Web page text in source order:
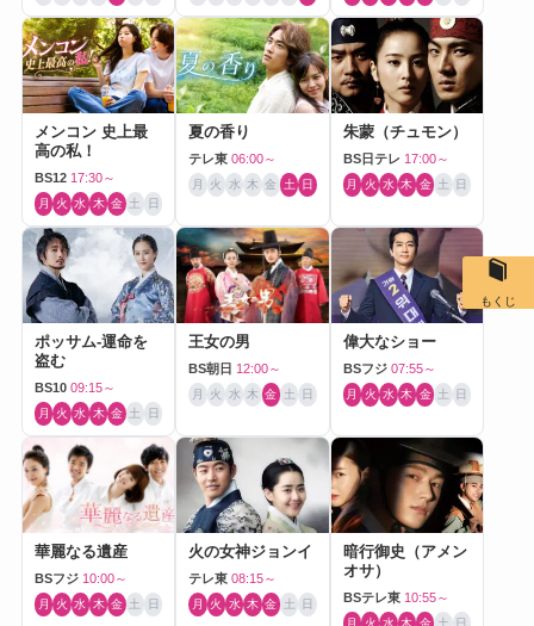
メンコン 史上最
高の私！
BS12 17:30～
月 火 水 木 金 土 日
夏の香り
テレ東 06:00～
月 火 水 木 金 土 日
朱蒙（チュモン）
BS日テレ 17:00～
月 火 水 木 金 土 日
ポッサム-運命を
盗む
BS10 09:15～
月 火 水 木 金 土 日
王女の男
BS朝日 12:00～
月 火 水 木 金 土 日
偉大なショー
BSフジ 07:55～
月 火 水 木 金 土 日
華麗なる遺産
BSフジ 10:00～
月 火 水 木 金 土 日
火の女神ジョンイ
テレ東 08:15～
月 火 水 木 金 土 日
暗行御史（アメン
オサ）
BSテレ東 10:55～
もくじ